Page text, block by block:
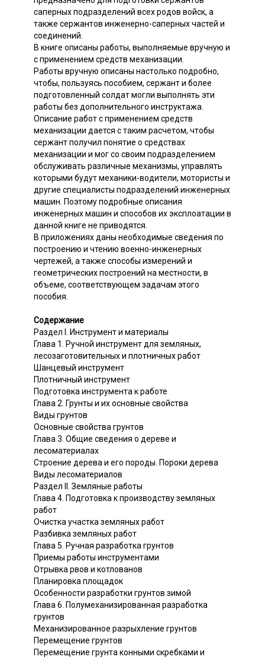
саперных подразделений всех родов войск, а
также сержантов инженерно-саперных частей и
соединений.
В книге описаны работы, выполняемые вручную и
с применением средств механизации.
Работы вручную описаны настолько подробно,
чтобы, пользуясь пособием, сержант и более
подготовленный солдат могли выполнять эти
работы без дополнительного инструктажа.
Описание работ с применением средств
механизации дается с таким расчетом, чтобы
сержант получил понятие о средствах
механизации и мог со своим подразделением
обслуживать различные механизмы, управлять
которыми будут механики-водители, мотористы и
другие специалисты подразделений инженерных
машин. Поэтому подробные описания
инженерных машин и способов их эксплоатации в
данной книге не приводятся.
В приложениях даны необходимые сведения по
построению и чтению военно-инженерных
чертежей, а также способы измерений и
геометрических построений на местности, в
объеме, соответствующем задачам этого
пособия.
Содержание
Раздел I. Инструмент и материалы
Глава 1. Ручной инструмент для земляных,
лесозаготовительных и плотничных работ
Шанцевый инструмент
Плотничный инструмент
Подготовка инструмента к работе
Глава 2. Грунты и их основные свойства
Виды грунтов
Основные свойства грунтов
Глава 3. Общие сведения о дереве и
лесоматериалах
Строение дерева и его породы. Пороки дерева
Виды лесоматериалов
Раздел II. Земляные работы
Глава 4. Подготовка к производству земляных
работ
Очистка участка земляных работ
Разбивка земляных работ
Глава 5. Ручная разработка грунтов
Приемы работы инструментами
Отрывка рвов и котлованов
Планировка площадок
Особенности разработки грунтов зимой
Глава 6. Полумеханизированная разработка
грунтов
Механизированное разрыхление грунтов
Перемещение грунтов
Перемещение грунта конными скребками и